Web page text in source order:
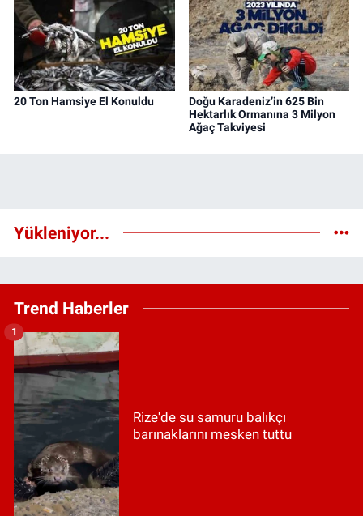
20 Ton Hamsiye El Konuldu
Doğu Karadeniz’in 625 Bin
Hektarlık Ormanına 3 Milyon
Ağaç Takviyesi
Yükleniyor...
Trend Haberler
Rize'de su samuru balıkçı
barınaklarını mesken tuttu
1